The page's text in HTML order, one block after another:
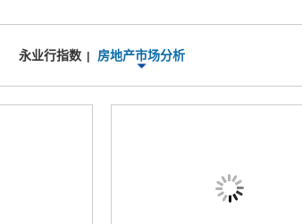
永业行指数 房地产市场分析